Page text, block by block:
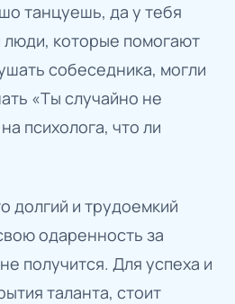
танцуешь, да у тебя
люди, которые помогают
собеседника, могли
«Ты случайно не
психолога, что ли
долгий и трудоемкий
одаренность за
получится. Для успеха и
таланта, стоит